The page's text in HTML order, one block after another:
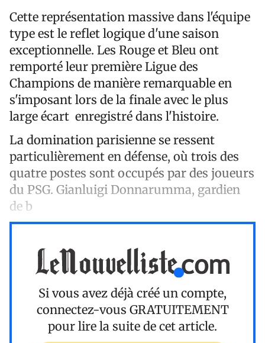
Cette représentation massive dans l'équipe
type est le reflet logique d'une saison
exceptionnelle. Les Rouge et Bleu ont
remporté leur première Ligue des
Champions de manière remarquable en
s'imposant lors de la finale avec le plus
large écart enregistré dans l'histoire.
La domination parisienne se ressent
particulièrement en défense, où trois des
quatre postes sont occupés par des joueurs
du PSG. Gianluigi Donnarumma, gardien
de b
Si vous avez déjà créé un compte,
connectez-vous GRATUITEMENT
pour lire la suite de cet article.